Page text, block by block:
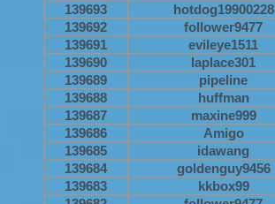
139693
hotdog19900228
139692
follower9477
139691
evileye1511
139690
laplace301
139689
pipeline
139688
huffman
139687
maxine999
139686
Amigo
139685
idawang
139684
goldenguy9456
139683
kkbox99